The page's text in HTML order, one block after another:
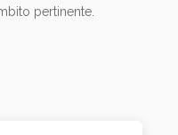
pertinente.